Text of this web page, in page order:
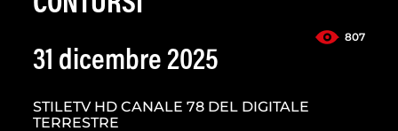
807
31 dicembre 2025
STILETV HD CANALE 78 DEL DIGITALE
TERRESTRE